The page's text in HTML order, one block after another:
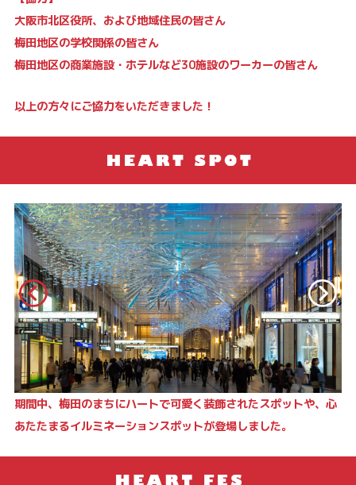
大阪市北区役所、および地域住民の皆さん
梅田地区の学校関係の皆さん
梅田地区の商業施設・ホテルなど30施設のワーカーの皆さん
以上の方々にご協力をいただきました！
期間中、梅田のまちにハートで可愛く装飾されたスポットや、心
あたたまるイルミネーションスポットが登場しました。